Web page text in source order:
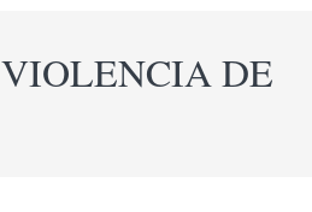
VIOLENCIA DE